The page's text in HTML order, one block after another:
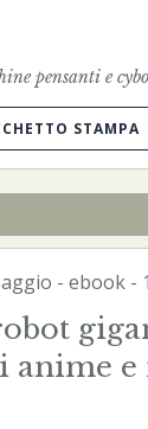
pensanti e
STAMPA
- ebook-
anime e